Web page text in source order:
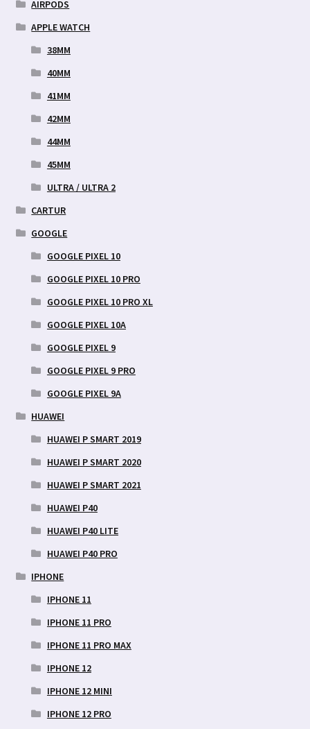
AIRPODS
APPLE WATCH
38MM
40MM
41MM
42MM
44MM
45MM
ULTRA / ULTRA 2
CARTUR
GOOGLE
GOOGLE PIXEL 10
GOOGLE PIXEL 10 PRO
GOOGLE PIXEL 10 PRO XL
GOOGLE PIXEL 10A
GOOGLE PIXEL 9
GOOGLE PIXEL 9 PRO
GOOGLE PIXEL 9A
HUAWEI
HUAWEI P SMART 2019
HUAWEI P SMART 2020
HUAWEI P SMART 2021
HUAWEI P40
HUAWEI P40 LITE
HUAWEI P40 PRO
IPHONE
IPHONE 11
IPHONE 11 PRO
IPHONE 11 PRO MAX
IPHONE 12
IPHONE 12 MINI
IPHONE 12 PRO